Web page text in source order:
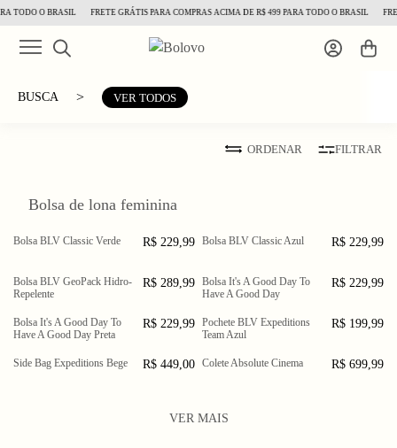
TODO O BRASIL FRETE GRÁTIS PARA COMPRAS ACIMA DE R$ 499 PARA TODO O BRASIL
BUSCA > VER TODOS
ORDENAR FILTRAR
Bolsa de lona feminina
Bolsa BLV Classic Verde R$ 229,99 Bolsa BLV Classic Azul R$ 229,99
Bolsa BLV GeoPack Hidro-
Repelente
R$ 289,99 Bolsa It's A Good Day To
Have A Good Day
R$ 229,99
Bolsa It's A Good Day To
Have A Good Day Preta
R$ 229,99 Pochete BLV Expeditions
Team Azul
R$ 199,99
Side Bag Expeditions Bege R$ 449,00 PP P
Colete Absolute Cinema R$ 699,99
VER MAIS